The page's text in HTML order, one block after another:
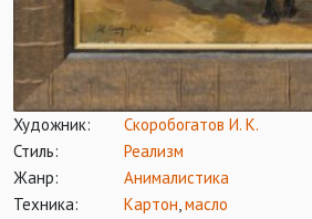
Художник:
Скоробогатов И. К.
Стиль:
Реализм
Жанр:
Анималистика
Техника:
Картон,масло